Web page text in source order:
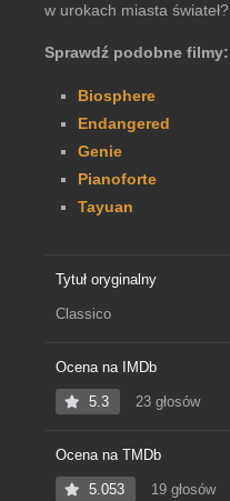
w urokach miasta świateł?
Sprawdź podobne filmy:
Biosphere
Endangered
Genie
Pianoforte
Tayuan
Tytuł oryginalny
Classico
Ocena na IMDb
5.3 23 głosów
Ocena na TMDb
5.053 19 głosów